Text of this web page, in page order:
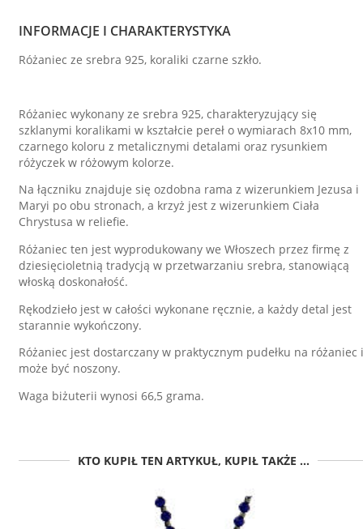
INFORMACJE I CHARAKTERYSTYKA
Różaniec ze srebra 925, koraliki czarne szkło.
Różaniec wykonany ze srebra 925, charakteryzujący się
szklanymi koralikami w kształcie pereł o wymiarach 8x10 mm,
czarnego koloru z metalicznymi detalami oraz rysunkiem
różyczek w różowym kolorze.
Na łączniku znajduje się ozdobna rama z wizerunkiem Jezusa i
Maryi po obu stronach, a krzyż jest z wizerunkiem Ciała
Chrystusa w reliefie.
Różaniec ten jest wyprodukowany we Włoszech przez firmę z
dziesięcioletnią tradycją w przetwarzaniu srebra, stanowiącą
włoską doskonałość.
Rękodzieło jest w całości wykonane ręcznie, a każdy detal jest
starannie wykończony.
Różaniec jest dostarczany w praktycznym pudełku na różaniec i
może być noszony.
Waga biżuterii wynosi 66,5 grama.
KTO KUPIŁ TEN ARTYKUŁ, KUPIŁ TAKŻE ...